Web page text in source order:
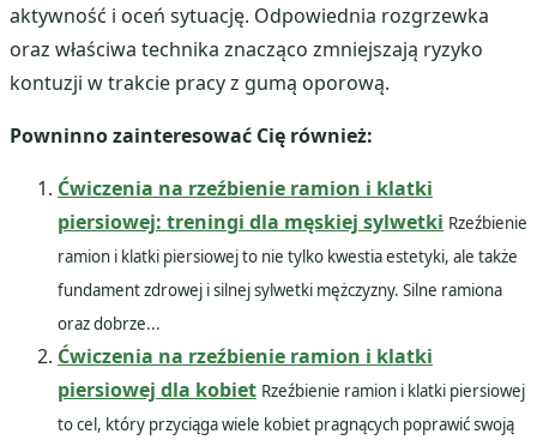
aktywność i oceń sytuację. Odpowiednia rozgrzewka
oraz właściwa technika znacząco zmniejszają ryzyko
kontuzji w trakcie pracy z gumą oporową.
Powninno zainteresować Cię również:
Ćwiczenia na rzeźbienie ramion i klatki
piersiowej: treningi dla męskiej sylwetki Rzeźbienie
ramion i klatki piersiowej to nie tylko kwestia estetyki, ale także
fundament zdrowej i silnej sylwetki mężczyzny. Silne ramiona
oraz dobrze...
Ćwiczenia na rzeźbienie ramion i klatki
piersiowej dla kobiet Rzeźbienie ramion i klatki piersiowej
to cel, który przyciąga wiele kobiet pragnących poprawić swoją